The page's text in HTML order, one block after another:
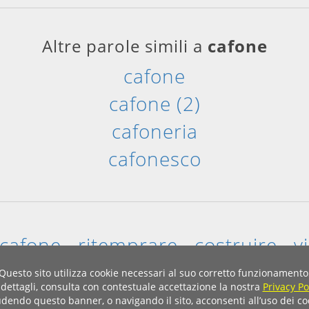
Altre parole simili a cafone
cafone
cafone (2)
cafoneria
cafonesco
cafone ritemprare costruire
Home|Privacy & Cookies
Questo sito utilizza cookie necessari al suo corretto
dettagli, consulta con contestuale accettazione la nostra Privacy
questo banner, o navigando il sito, acconsenti all’uso dei